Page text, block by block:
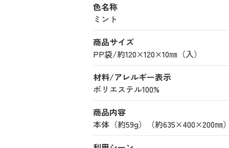
色名称
ミント
商品サイズ
PP袋/約120×120×10㎜（入）
材料/アレルギー表示
ポリエステル100%
商品内容
本体（約59g）（約635×400×200㎜